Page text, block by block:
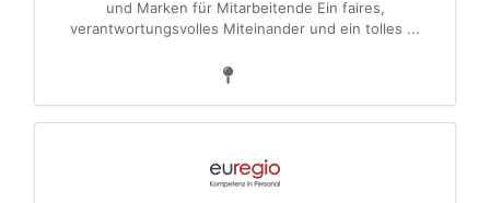
und Marken für Mitarbeitende Ein faires,
verantwortungsvolles Miteinander und ein tolles ...